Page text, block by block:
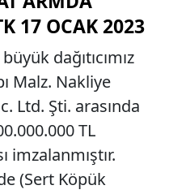
17 OCAK 2023
dağıtıcımız
Malz. Nakliye
Ltd. Şti. arasında
TL
imzalanmıştır.
(Sert Köpük